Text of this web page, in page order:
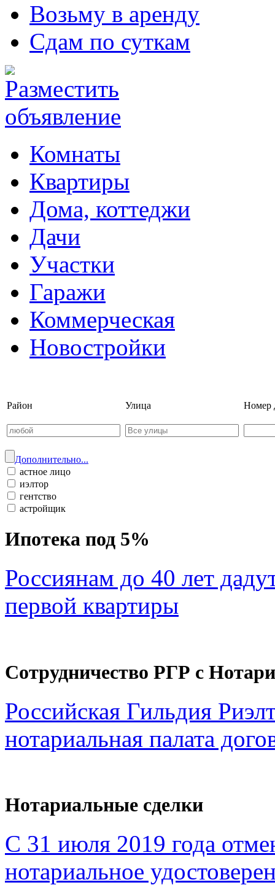
Возьму в аренду
Сдам по суткам
Комнаты
Квартиры
Дома, коттеджи
Дачи
Участки
Гаражи
Коммерческая
Новостройки
Район Улица Номер
Дополнительно...
астное лицо
иэлтор
гентство
астройщик
Ипотека под 5%
Россиянам до 40 лет
первой квартиры
Сотрудничество РГР с
Российская Гильдия
нотариальная палата
Нотариальные сделки
С 31 июля 2019 года
нотариальное